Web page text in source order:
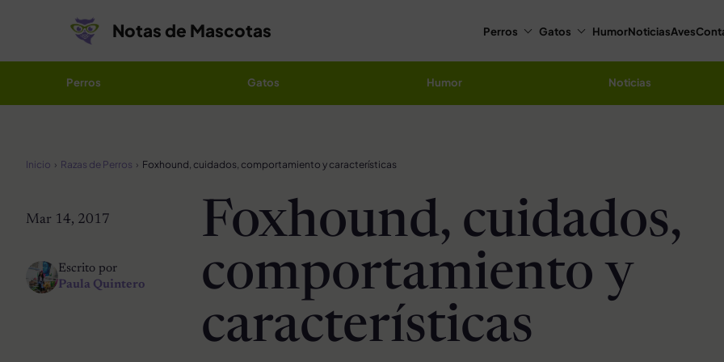
Notas de Mascotas Perros Gatos HumorNoticiasAves
Perros Gatos Humor Noticias
Inicio Razas de Perros Foxhound, cuidados, comportamiento y características
Mar 14, 2017
Escrito por
Paula Quintero
Foxhound, cuidados,
comportamiento y
características